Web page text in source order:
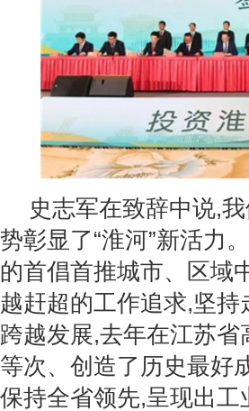
史志军在致辞中说,我
势彰显了“淮河”新活力
的首倡首推城市、区域
越赶超的工作追求,坚
跨越发展,去年在江苏
等次、创造了历史最好
保持全省领先,呈现出